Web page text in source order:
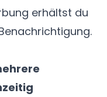
erhältst du